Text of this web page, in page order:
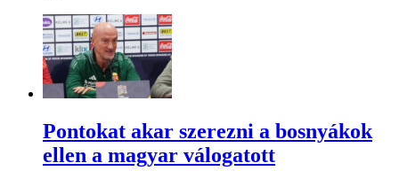
Pontokat akar szerezni a bosnyákok
ellen a magyar válogatott